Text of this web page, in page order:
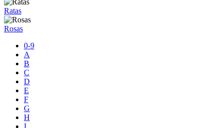
Ratas
Rosas
0-9
A
B
C
D
E
F
G
H
I